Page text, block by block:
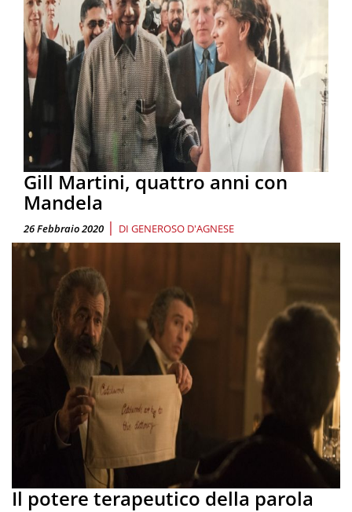
Gill Martini, quattro anni con
Mandela
26 Febbraio 2020 | DI GENEROSO D'AGNESE
Il potere terapeutico della parola